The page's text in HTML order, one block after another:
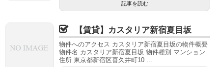
記事を読む
【賃貸】カスタリア新宿夏目坂
物件へのアクセス カスタリア新宿夏目坂の物件概要
物件名 カスタリア新宿夏目坂 物件種別 マンション
住所 東京都新宿区喜久井町10 ...